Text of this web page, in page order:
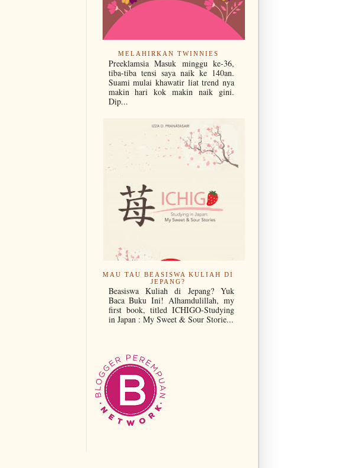
MELAHIRKAN TWINNIES
Preeklamsia Masuk minggu ke-36,
tiba-tiba tensi saya naik ke 140an.
Suami mulai khawatir liat trend nya
makin hari kok makin naik gini.
Dip...
MAU TAU BEASISWA KULIAH DI
JEPANG?
Beasiswa Kuliah di Jepang? Yuk
Baca Buku Ini! Alhamdulillah, my
first book, titled ICHIGO-Studying
in Japan : My Sweet & Sour Storie...